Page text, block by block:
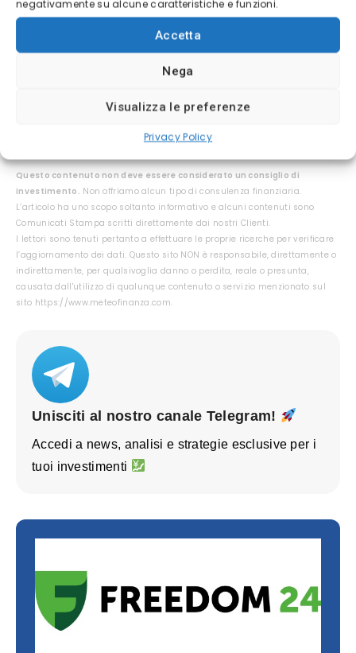
negativamente su alcune caratteristiche e funzioni.
Accetta
Nega
Visualizza le preferenze
Privacy Policy
Prima di investire, si invita a consultare la
documentazione ufficiale dell’emittente e a
rivolgersi a un consulente abilitato. Gli utenti
sono liberi di prendere le proprie decisioni,
assumendosene la piena responsabilità.
Questo contenuto non deve essere considerato un consiglio di
investimento. Non offriamo alcun tipo di consulenza finanziaria.
L’articolo ha uno scopo soltanto informativo e alcuni contenuti sono
Comunicati Stampa scritti direttamente dai nostri Clienti.
I lettori sono tenuti pertanto a effettuare le proprie ricerche per verificare
l’aggiornamento dei dati. Questo sito NON è responsabile, direttamente o
indirettamente, per qualsivoglia danno o perdita, reale o presunta,
causata dall'utilizzo di qualunque contenuto o servizio menzionato sul
sito https://www.meteofinanza.com.
Unisciti al nostro canale Telegram!
Accedi a news, analisi e strategie esclusive per i
tuoi investimenti